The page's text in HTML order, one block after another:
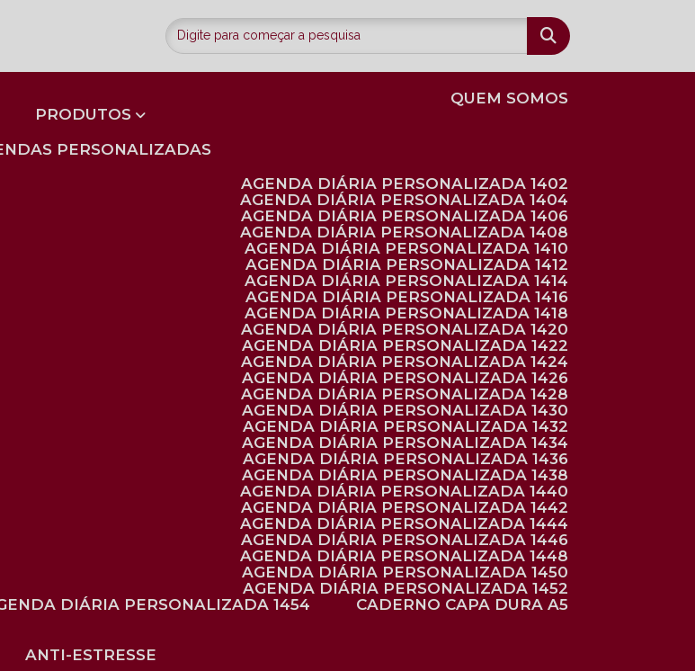
QUEM SOMOS
PRODUTOS
PERSONALIZADAS
AGENDA DIÁRIA PERSONALIZADA 1402
AGENDA DIÁRIA PERSONALIZADA 1404
AGENDA DIÁRIA PERSONALIZADA 1406
AGENDA DIÁRIA PERSONALIZADA 1408
AGENDA DIÁRIA PERSONALIZADA 1410
AGENDA DIÁRIA PERSONALIZADA 1412
AGENDA DIÁRIA PERSONALIZADA 1414
AGENDA DIÁRIA PERSONALIZADA 1416
AGENDA DIÁRIA PERSONALIZADA 1418
AGENDA DIÁRIA PERSONALIZADA 1420
AGENDA DIÁRIA PERSONALIZADA 1422
AGENDA DIÁRIA PERSONALIZADA 1424
AGENDA DIÁRIA PERSONALIZADA 1426
AGENDA DIÁRIA PERSONALIZADA 1428
AGENDA DIÁRIA PERSONALIZADA 1430
AGENDA DIÁRIA PERSONALIZADA 1432
AGENDA DIÁRIA PERSONALIZADA 1434
AGENDA DIÁRIA PERSONALIZADA 1436
AGENDA DIÁRIA PERSONALIZADA 1438
AGENDA DIÁRIA PERSONALIZADA 1440
AGENDA DIÁRIA PERSONALIZADA 1442
AGENDA DIÁRIA PERSONALIZADA 1444
AGENDA DIÁRIA PERSONALIZADA 1446
AGENDA DIÁRIA PERSONALIZADA 1448
AGENDA DIÁRIA PERSONALIZADA 1450
AGENDA DIÁRIA PERSONALIZADA 1452
DIÁRIA PERSONALIZADA 1454
CADERNO CAPA DURA A5
ANTI-ESTRESSE